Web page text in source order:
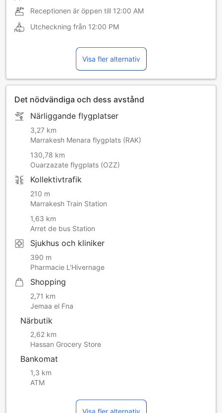
Receptionen är öppen till 12:00 AM
Utcheckning från 12:00 PM
Visa fler alternativ
Det nödvändiga och dess avstånd
Närliggande flygplatser
3,27 km
Marrakesh Menara flygplats (RAK)
130,78 km
Ouarzazate flygplats (OZZ)
Kollektivtrafik
210 m
Marrakesh Train Station
1,63 km
Arret de bus Station
Sjukhus och kliniker
390 m
Pharmacie L'Hivernage
Shopping
2,71 km
Jemaa el Fna
Närbutik
2,62 km
Hassan Grocery Store
Bankomat
1,3 km
ATM
Visa fler alternativ